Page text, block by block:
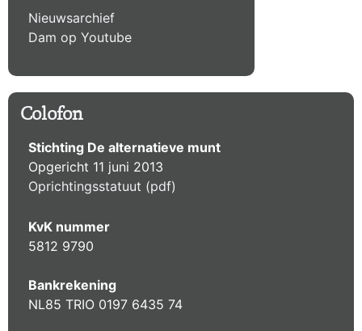
Nieuwsarchief
Dam op Youtube
Colofon
Stichting De alternatieve munt
Opgericht 11 juni 2013
Oprichtingsstatuut (pdf)
KvK nummer
5812 9790
Bankrekening
NL85 TRIO 0197 6435 74